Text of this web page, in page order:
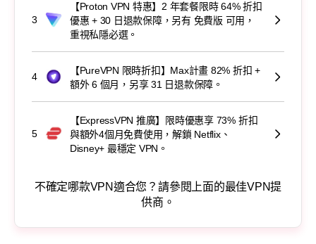
3
【Proton VPN 特惠】2 年套餐限時 64% 折扣
優惠 + 30 日退款保障，另有 免費版 可用，
重視私隱必選。
4
【PureVPN 限時折扣】Max計畫 82% 折扣 +
額外 6 個月，另享 31 日退款保障。
5
【ExpressVPN 推廣】限時優惠享 73% 折扣
與額外4個月免費使用，解鎖 Netflix、
Disney+ 最穩定 VPN。
不確定哪款VPN適合您？請參閱上面的最佳VPN提
供商。